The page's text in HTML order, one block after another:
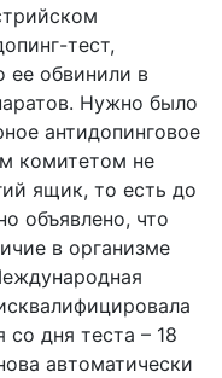
тест,
ее обвинили в
Нужно было
антидопинговое
комитетом не
ящик, то есть до
объявлено, что
в организме
со дня теста – 18
автоматически